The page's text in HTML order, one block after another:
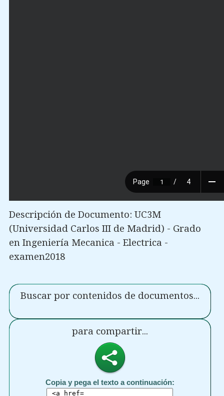
Descripción de Documento: UC3M
(Universidad Carlos III de Madrid) - Grado
en Ingeniería Mecanica - Electrica -
examen2018
Buscar por contenidos de documentos...
para compartir...
Copia y pega el texto a continuación: